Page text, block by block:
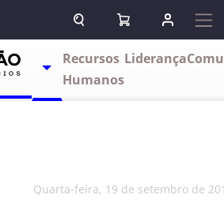
ABRIR CAMPO DE BUSCA
ABRIR CARRINHO
ENTRAR
TOGGLE DROPDOWN
Recursos
Humanos
Liderança
quarta-feira, 19 de setembro de